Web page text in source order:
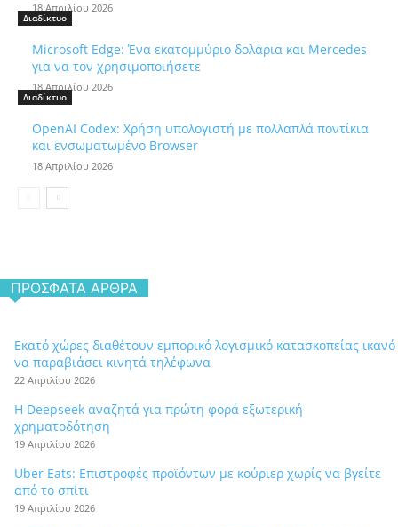
18 Απριλίου 2026
Διαδίκτυο
Microsoft Edge: Ένα εκατομμύριο δολάρια και Mercedes
για να τον χρησιμοποιήσετε
18 Απριλίου 2026
Διαδίκτυο
OpenAI Codex: Χρήση υπολογιστή με πολλαπλά ποντίκια
και ενσωματωμένο Browser
18 Απριλίου 2026
ΠΡΌΣΦΑΤΑ ΆΡΘΡΑ
Εκατό χώρες διαθέτουν εμπορικό λογισμικό κατασκοπείας ικανό
να παραβιάσει κινητά τηλέφωνα
22 Απριλίου 2026
Η Deepseek αναζητά για πρώτη φορά εξωτερική
χρηματοδότηση
19 Απριλίου 2026
Uber Eats: Επιστροφές προϊόντων με κούριερ χωρίς να βγείτε
από το σπίτι
19 Απριλίου 2026